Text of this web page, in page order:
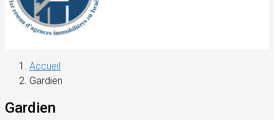
Accueil
Gardien
Gardien